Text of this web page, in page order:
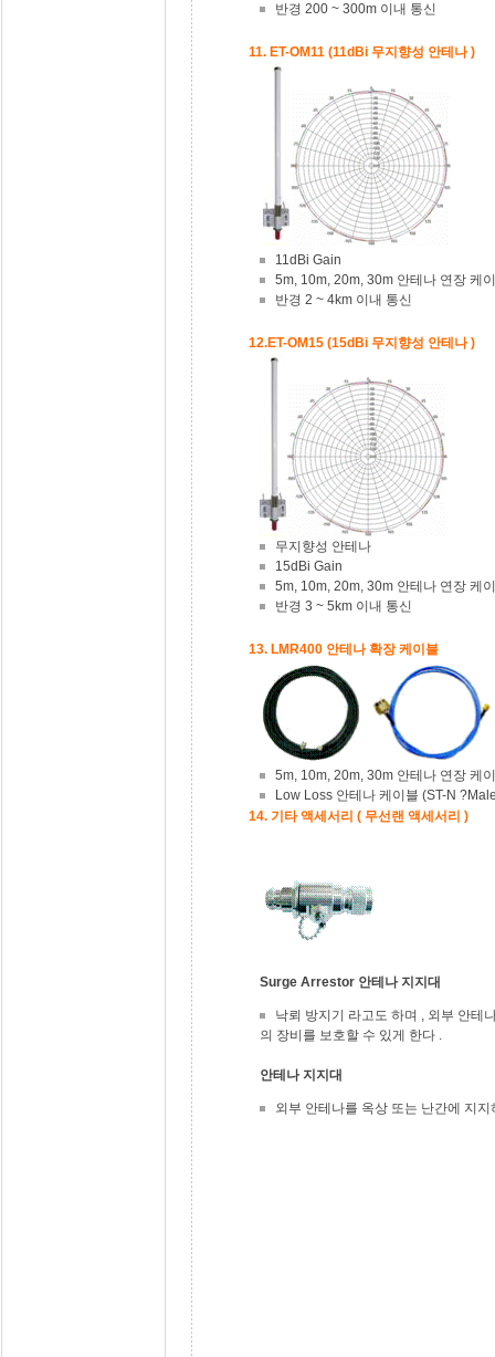
반경 200 ~ 300m 이내 통신
11. ET-OM11 (11dBi 무지향성 안테나 )
11dBi Gain
5m, 10m, 20m, 30m 안테나 연장 케
반경 2 ~ 4km 이내 통신
12.ET-OM15 (15dBi 무지향성 안테나 )
무지향성 안테나
15dBi Gain
5m, 10m, 20m, 30m 안테나 연장 케
반경 3 ~ 5km 이내 통신
13. LMR400 안테나 확장 케이블
5m, 10m, 20m, 30m 안테나 연장 케
Low Loss 안테나 케이블 (ST-N
14. 기타 액세서리 ( 무선랜 액세서리 )
Surge Arrestor 안테나 지지대
낙뢰 방지기 라고도 하며 , 외부 안테
의 장비를 보호할 수 있게 한다 .
안테나 지지대
외부 안테나를 옥상 또는 난간에 지